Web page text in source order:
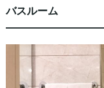
バスルーム